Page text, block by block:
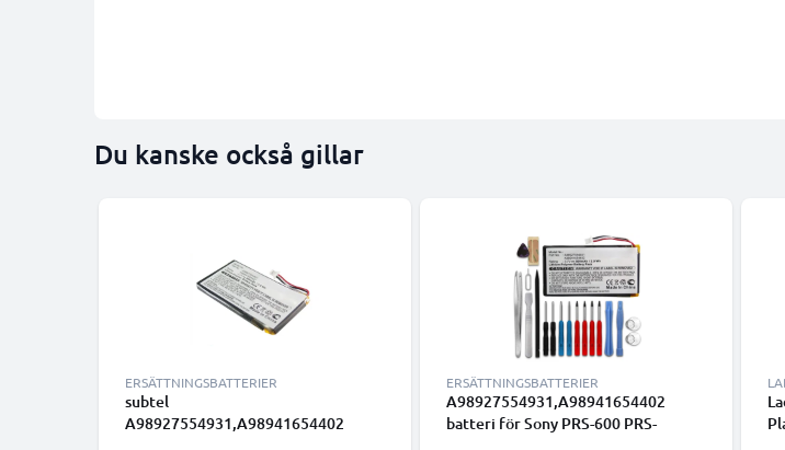
Du kanske också gillar
ERSÄTTNINGSBATTERIER
subtel
A98927554931,A98941654402
ERSÄTTNINGSBATTERIER
A98927554931,A98941654402
batteri för Sony PRS-600 PRS-